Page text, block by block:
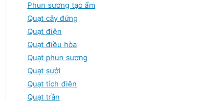
Phun sương tạo ẩm
Quạt cây đứng
Quạt điện
Quạt điều hòa
Quạt phun sương
Quạt sưởi
Quạt tích điện
Quạt trần